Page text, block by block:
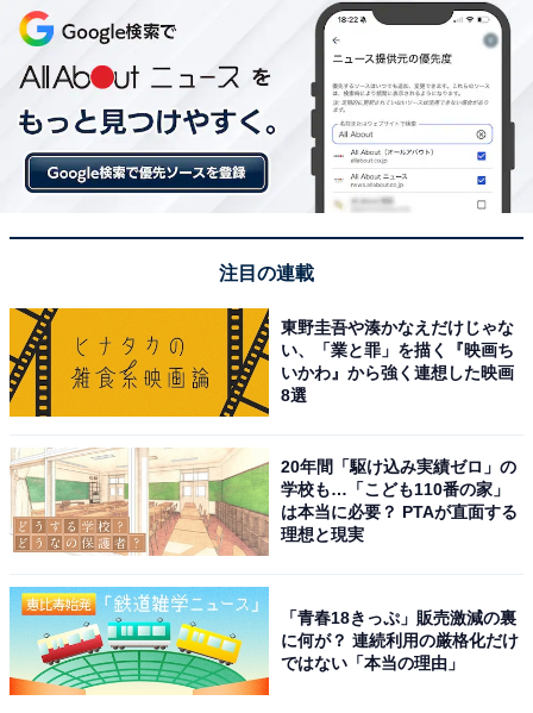
注目の連載
東野圭吾や湊かなえだけじゃな
い、「業と罪」を描く『映画ち
いかわ』から強く連想した映画
8選
20年間「駆け込み実績ゼロ」の
学校も…「こども110番の家」
は本当に必要？ PTAが直面する
理想と現実
「青春18きっぷ」販売激減の裏
に何が？ 連続利用の厳格化だけ
ではない「本当の理由」